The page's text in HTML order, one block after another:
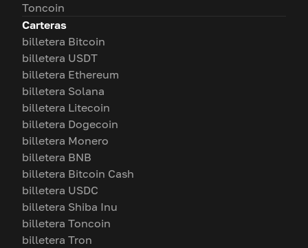
Toncoin
Carteras
billetera Bitcoin
billetera USDT
billetera Ethereum
billetera Solana
billetera Litecoin
billetera Dogecoin
billetera Monero
billetera BNB
billetera Bitcoin Cash
billetera USDC
billetera Shiba Inu
billetera Toncoin
billetera Tron